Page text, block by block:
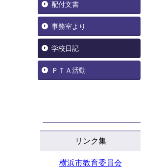
配付文書
事務室より
学校日記
ＰＴＡ活動
リンク集
横浜市教育委員会